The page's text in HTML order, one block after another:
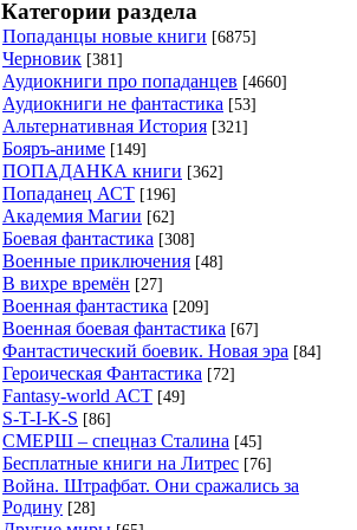
Категории раздела
Попаданцы новые книги [6875]
Черновик [381]
Аудиокниги про попаданцев [4660]
Аудиокниги не фантастика [53]
Альтернативная История [321]
Бояръ-аниме [149]
ПОПАДАНКА книги [362]
Попаданец АСТ [196]
Академия Магии [62]
Боевая фантастика [308]
Военные приключения [48]
В вихре времён [27]
Военная фантастика [209]
Военная боевая фантастика [67]
Фантастический боевик. Новая эра [84]
Героическая Фантастика [72]
Fantasy-world АСТ [49]
S-T-I-K-S [86]
СМЕРШ – спецназ Сталина [45]
Бесплатные книги на Литрес [76]
Война. Штрафбат. Они сражались за
Родину [28]